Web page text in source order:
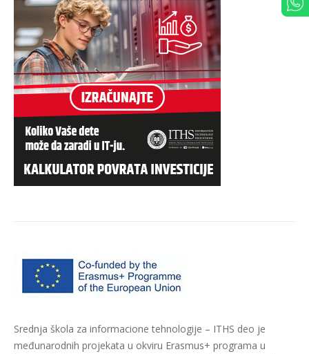
Srednja škola za informacione tehnologije – ITHS deo je
međunarodnih projekata u okviru Erasmus+ programa u